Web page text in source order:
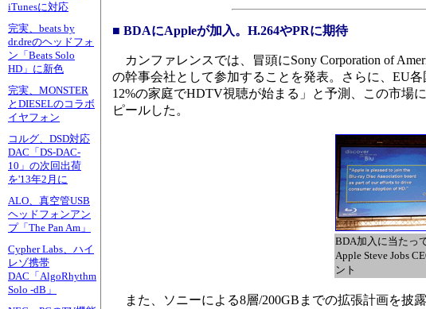
iTunesに対応
完実、beats by
dr.dreのヘッドフォ
ン「Beats Solo
HD」に新色
完実、MONSTER
とDIESELのコラボ
イヤフォン
コルグ、DSD対応
DAC「DS-DAC-
10」の次回出荷
を'13年2月に
ALO、真空管USB
ヘッドフォンアン
プ「The Pan Am」
Cypher Labs、ハイ
レゾ携帯
DAC「AlgoRhythm
Solo -dB」
■ BDAにAppleが加入。H.264やPRに期待
カンファレンスでは、冒頭にSony Corporation of
の幹事会社として参加することを発表。さらに、EU
12%の家庭でHDTV視聴が始まる」と予測、この市場
ピールした。
BDA加入に当たっ
Apple Steve Jobs
ント
また、ソニーによる8層/200GBまでの拡張計画を披